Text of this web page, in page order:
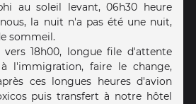
au soleil levant, 06h30 heure
la nuit n'a pas été une nuit,
sommeil.
18h00, longue file d'attente
l'immigration, faire le change,
ces longues heures d'avion
puis transfert à notre hôtel